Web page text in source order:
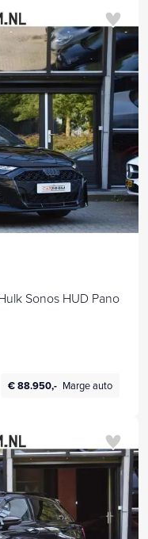
Sonos HUD Pano
€ 88.950,- Marge auto